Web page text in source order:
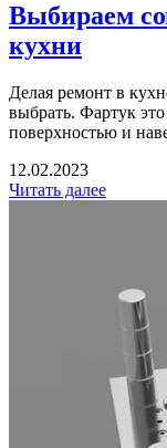
Выбираем
кухни
Делая ремонт в
выбрать. Фартук
поверхностью и
12.02.2023
Читать далее